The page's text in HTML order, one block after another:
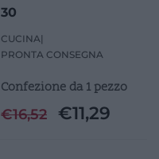
30
CUCINA|
PRONTA CONSEGNA
Confezione da 1 pezzo
€16,52 €11,29